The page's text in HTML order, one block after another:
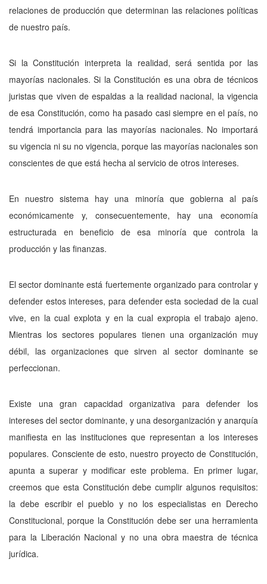
relaciones de producción que determinan las relaciones políticas
de nuestro país.
Si la Constitución interpreta la realidad, será sentida por las
mayorías nacionales. Si la Constitución es una obra de técnicos
juristas que viven de espaldas a la realidad nacional, la vigencia
de esa Constitución, como ha pasado casi siempre en el país, no
tendrá importancia para las mayorías nacionales. No importará
su vigencia ni su no vigencia, porque las mayorías nacionales son
conscientes de que está hecha al servicio de otros intereses.
En nuestro sistema hay una minoría que gobierna al país
económicamente y, consecuentemente, hay una economía
estructurada en beneficio de esa minoría que controla la
producción y las finanzas.
El sector dominante está fuertemente organizado para controlar y
defender estos intereses, para defender esta sociedad de la cual
vive, en la cual explota y en la cual expropia el trabajo ajeno.
Mientras los sectores populares tienen una organización muy
débil, las organizaciones que sirven al sector dominante se
perfeccionan.
Existe una gran capacidad organizativa para defender los
intereses del sector dominante, y una desorganización y anarquía
manifiesta en las instituciones que representan a los intereses
populares. Consciente de esto, nuestro proyecto de Constitución,
apunta a superar y modificar este problema. En primer lugar,
creemos que esta Constitución debe cumplir algunos requisitos:
la debe escribir el pueblo y no los especialistas en Derecho
Constitucional, porque la Constitución debe ser una herramienta
para la Liberación Nacional y no una obra maestra de técnica
jurídica.